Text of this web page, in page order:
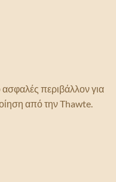
περιβάλλον για
από την Thawte.